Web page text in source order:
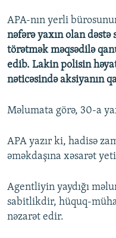
APA-nın yerli
nəfərə yaxın olan
törətmək məqsədilə
edib. Lakin polisin
nəticəsində aksiyanın
Məlumata görə, 30-a
APA yazır ki, hadisə
əməkdaşına xəsarət
Agentliyin yaydığı
sabitlikdir, hüquq-
nəzarət edir.